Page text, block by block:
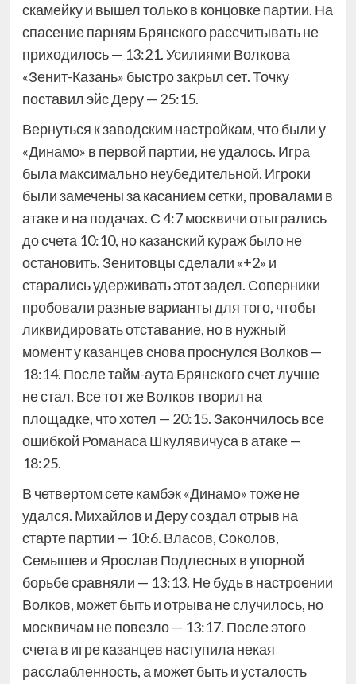
скамейку и вышел только в концовке партии. На
спасение парням Брянского рассчитывать не
приходилось — 13:21. Усилиями Волкова
«Зенит-Казань» быстро закрыл сет. Точку
поставил эйс Деру — 25:15.
Вернуться к заводским настройкам, что были у
«Динамо» в первой партии, не удалось. Игра
была максимально неубедительной. Игроки
были замечены за касанием сетки, провалами в
атаке и на подачах. С 4:7 москвичи отыгрались
до счета 10:10, но казанский кураж было не
остановить. Зенитовцы сделали «+2» и
старались удерживать этот задел. Соперники
пробовали разные варианты для того, чтобы
ликвидировать отставание, но в нужный
момент у казанцев снова проснулся Волков —
18:14. После тайм-аута Брянского счет лучше
не стал. Все тот же Волков творил на
площадке, что хотел — 20:15. Закончилось все
ошибкой Романаса Шкулявичуса в атаке —
18:25.
В четвертом сете камбэк «Динамо» тоже не
удался. Михайлов и Деру создал отрыв на
старте партии — 10:6. Власов, Соколов,
Семышев и Ярослав Подлесных в упорной
борьбе сравняли — 13:13. Не будь в настроении
Волков, может быть и отрыва не случилось, но
москвичам не повезло — 13:17. После этого
счета в игре казанцев наступила некая
расслабленность, а может быть и усталость